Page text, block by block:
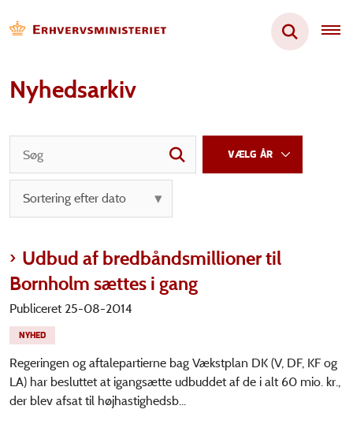
Nyhedsarkiv
Udbud af bredbåndsmillioner til
Bornholm sættes i gang
Publiceret 25-08-2014
NYHED
Regeringen og aftalepartierne bag Vækstplan DK (V, DF, KF og
LA) har besluttet at igangsætte udbuddet af de i alt 60 mio. kr.,
der blev afsat til højhastighedsb...